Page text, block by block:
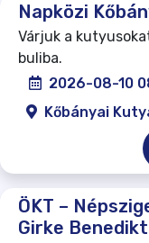
Napközi
Várjuk a
buliba.
2026-08-10
Kőbányai
ÖKT –
Girke Benedikt